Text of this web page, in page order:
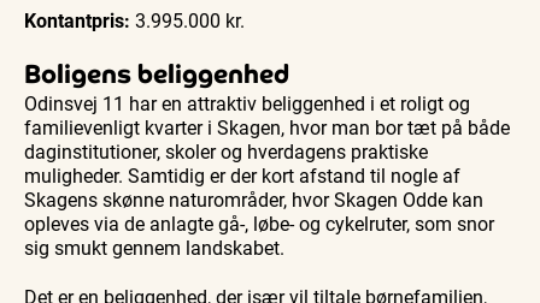
Kontantpris: 3.995.000 kr.
Boligens beliggenhed
Odinsvej 11 har en attraktiv beliggenhed i et roligt og
familievenligt kvarter i Skagen, hvor man bor tæt på både
daginstitutioner, skoler og hverdagens praktiske
muligheder. Samtidig er der kort afstand til nogle af
Skagens skønne naturområder, hvor Skagen Odde kan
opleves via de anlagte gå-, løbe- og cykelruter, som snor
sig smukt gennem landskabet.
Det er en beliggenhed, der især vil tiltale børnefamilien,